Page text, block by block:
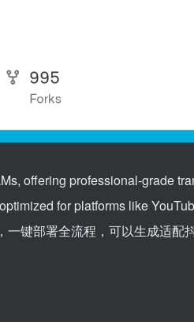
offering professional-grade
for platforms like
键部署全流程，可以生成适配